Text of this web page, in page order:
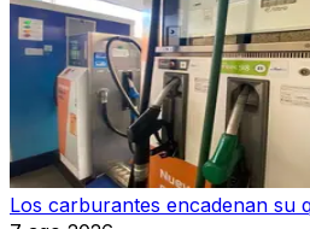
Los carburantes encadenan su